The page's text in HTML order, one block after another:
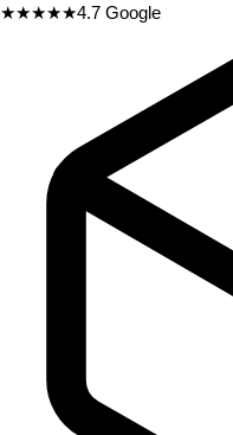
★★★★★4.7 Google